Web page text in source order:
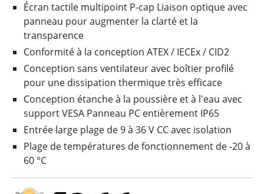
Écran tactile multipoint P-cap Liaison optique avec
panneau pour augmenter la clarté et la
transparence
Conformité à la conception ATEX / IECEx / CID2
Conception sans ventilateur avec boîtier profilé
pour une dissipation thermique très efficace
Conception étanche à la poussière et à l'eau avec
support VESA Panneau PC entièrement IP65
Entrée large plage de 9 à 36 V CC avec isolation
Plage de températures de fonctionnement de -20 à
60 °C